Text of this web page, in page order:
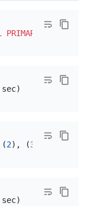
PRIMARY KEY
2), (3